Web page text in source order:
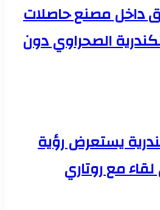
داخل مصنع حاصلات
الصحراوي دون
يستعرض رؤية
مع روتاري